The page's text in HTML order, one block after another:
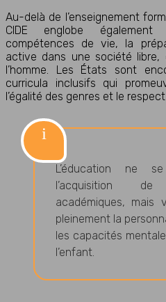
Au-delà de l’enseignement
CIDE englobe
compétences de vie, la
active dans une société
l’homme. Les États sont
curricula inclusifs qui
l’égalité des genres et le
L’éducation ne
l’acquisition de
académiques, mais
pleinement la
les capacités
l’enfant.